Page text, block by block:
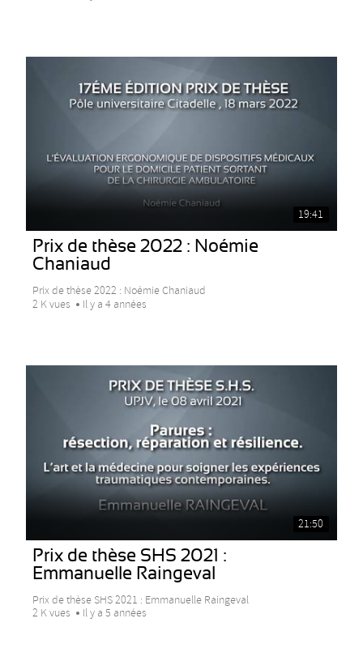
19:41
Prix de thèse 2022 : Noémie
Chaniaud
Prix de thèse 2022 : Noémie Chaniaud
2 K vues
Il y a 4 années
21:50
Prix de thèse SHS 2021 :
Emmanuelle Raingeval
Prix de thèse SHS 2021 : Emmanuelle Raingeval
2 K vues
Il y a 5 années